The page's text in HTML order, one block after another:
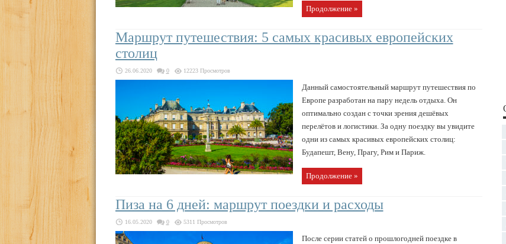
Продолжение »
Маршрут путешествия: 5 самых красивых европейских
столиц
26.06.2020 0 12223 Просмотров
Данный самостоятельный маршрут путешествия по
Европе разработан на пару недель отдыха. Он
оптимально создан с точки зрения дешёвых
перелётов и логистики. За одну поездку вы увидите
одни из самых красивых европейских столиц:
Будапешт, Вену, Прагу, Рим и Париж.
Продолжение »
Пиза на 6 дней: маршрут поездки и расходы
16.05.2020 0 5311 Просмотров
После серии статей о прошлогодней поездке в